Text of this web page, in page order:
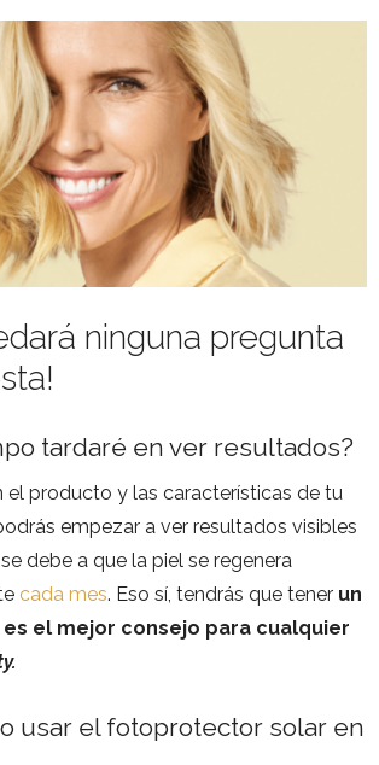
ninguna pregunta
tardaré en ver resultados?
el producto y las características de tu
empezar a ver resultados visibles
debe a que la piel se regenera
cada mes. Eso sí, tendrás que tener un
el mejor consejo para cualquier
usar el fotoprotector solar en